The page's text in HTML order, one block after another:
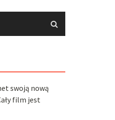
swoją nową
film jest